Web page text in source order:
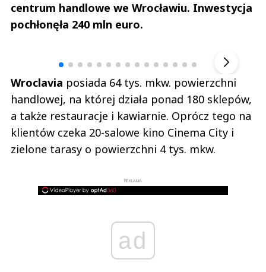
centrum handlowe we Wrocławiu. Inwestycja
pochłonęła 240 mln euro.
Wroclavia posiada 64 tys. mkw. powierzchni
handlowej, na której działa ponad 180 sklepów,
a także restauracje i kawiarnie. Oprócz tego na
klientów czeka 20-salowe kino Cinema City i
zielone tarasy o powierzchni 4 tys. mkw.
REKLAMA
ad